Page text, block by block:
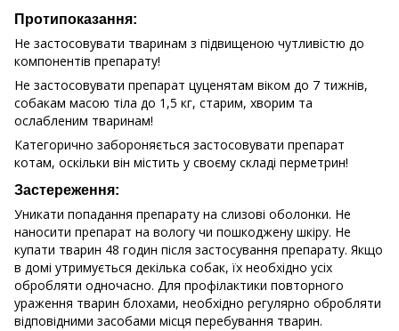
Протипоказання:
Не застосовувати тваринам з підвищеною чутливістю до
компонентів препарату!
Не застосовувати препарат цуценятам віком до 7 тижнів,
собакам масою тіла до 1,5 кг, старим, хворим та
ослабленим тваринам!
Категорично забороняється застосовувати препарат
котам, оскільки він містить у своєму складі перметрин!
Застереження:
Уникати попадання препарату на слизові оболонки. Не
наносити препарат на вологу чи пошкоджену шкіру. Не
купати тварин 48 годин після застосування препарату. Якщо
в домі утримується декілька собак, їх необхідно усіх
обробляти одночасно. Для профілактики повторного
ураження тварин блохами, необхідно регулярно обробляти
відповідними засобами місця перебування тварин.